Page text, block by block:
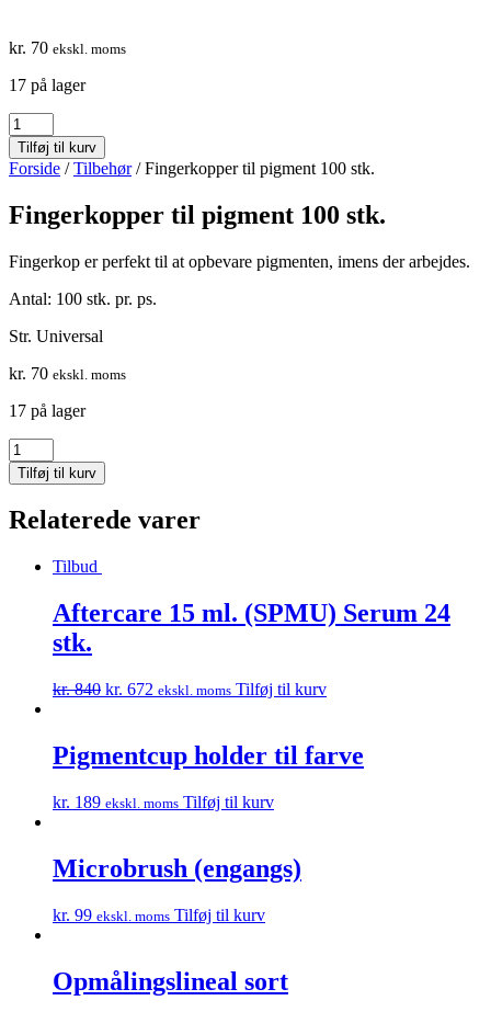
kr. 70 ekskl. moms
17 på lager
Fingerkopper
til
pigment
100
antal
Tilføj til kurv
Forside /Tilbehør/ Fingerkopper til pigment 100 stk.
Fingerkopper til pigment 100 stk.
Fingerkop er perfekt til at opbevare pigmenten, imens der arbejdes.
Antal: 100 stk. pr. ps.
Str. Universal
kr. 70 ekskl. moms
17 på lager
Fingerkopper
til
pigment
stk.
Tilføj til kurv
Relaterede varer
Tilbud
Aftercare 15 ml. (SPMU) Serum 24
stk.
kr.840 Original
kr. 840.
kr. 672 Current
kr. 672.
ekskl. moms Tilføj til kurv
Pigmentcup holder til farve
kr. 189 ekskl. moms Tilføj til kurv
Microbrush (engangs)
kr. 99 ekskl. moms Tilføj til kurv
Opmålingslineal sort